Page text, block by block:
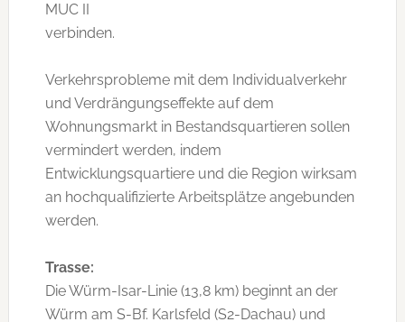
MUC II
verbinden.
Verkehrsprobleme mit dem Individualverkehr
und Verdrängungseffekte auf dem
Wohnungsmarkt in Bestandsquartieren sollen
vermindert werden, indem
Entwicklungsquartiere und die Region wirksam
an hochqualifizierte Arbeitsplätze angebunden
werden.
Trasse:
Die Würm-Isar-Linie (13,8 km) beginnt an der
Würm am S-Bf. Karlsfeld (S2-Dachau) und